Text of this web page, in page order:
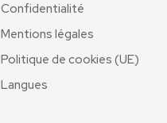
Confidentialité
Mentions légales
Politique de cookies (UE)
Langues